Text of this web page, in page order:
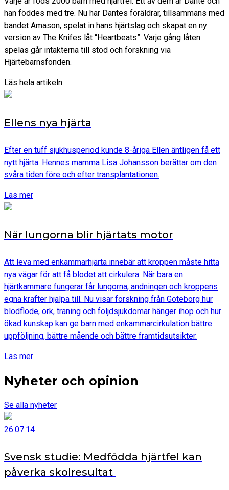
han föddes med tre. Nu har Dantes föräldrar, tillsammans med
bandet Amason, spelat in hans hjärtslag och skapat en ny
version av The Knifes låt “Heartbeats”. Varje gång låten
spelas går intäkterna till stöd och forskning via
Hjärtebarnsfonden.
Läs hela artikeln
Ellens nya hjärta
Efter en tuff sjukhusperiod kunde 8-åriga Ellen äntligen få ett
nytt hjärta. Hennes mamma Lisa Johansson berättar om den
svåra tiden före och efter transplantationen.
Läs mer
När lungorna blir hjärtats motor
Att leva med enkammarhjärta innebär att kroppen måste hitta
nya vägar för att få blodet att cirkulera. När bara en
hjärtkammare fungerar får lungorna, andningen och kroppens
egna krafter hjälpa till. Nu visar forskning från Göteborg hur
blodflöde, ork, träning och följdsjukdomar hänger ihop och hur
ökad kunskap kan ge barn med enkammarcirkulation bättre
uppföljning, bättre mående och bättre framtidsutsikter.
Läs mer
Nyheter och opinion
Se alla nyheter
26.07.14
Svensk studie: Medfödda hjärtfel kan
påverka skolresultat